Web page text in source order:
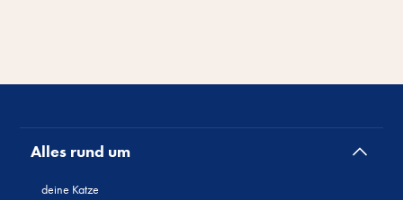
Alles rund um
deine Katze